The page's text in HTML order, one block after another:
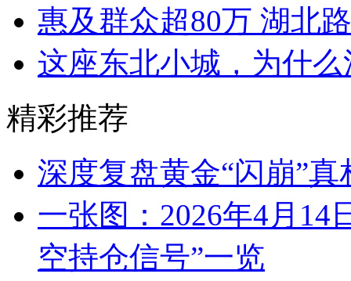
惠及群众超80万 湖北
这座东北小城，为什
精彩推荐
深度复盘黄金“闪崩”
一张图：2026年4月14
空持仓信号”一览